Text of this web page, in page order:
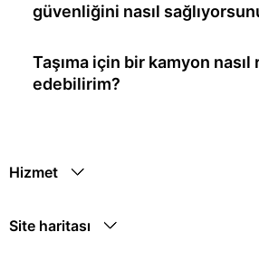
güvenliğini nasıl
Taşıma için bir kamyon nasıl
edebilirim?
Hizmet
Site haritası